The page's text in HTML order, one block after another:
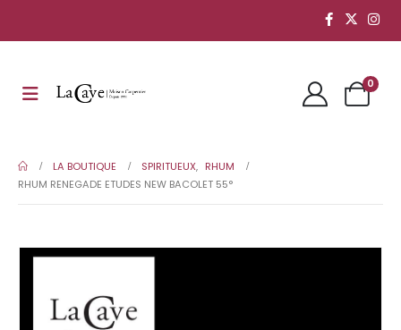
0
LA BOUTIQUE SPIRITUEUX, RHUM
RHUM RENEGADE ETUDES NEW BACOLET 55°